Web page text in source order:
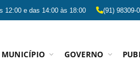
12:00 e das 14:00 às 18:00 (91) 98309-
MUNICÍPIO GOVERNO